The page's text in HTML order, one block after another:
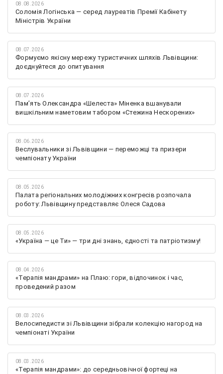
08.08.2026
Соломія Логінська — серед лауреатів Премії Кабінету
Міністрів України
08.07.2026
Формуємо якісну мережу туристичних шляхів Львівщини:
доєднуйтеся до опитування
08.07.2026
Памʼять Олександра «Шелеста» Міненка вшанували
вишкільним наметовим табором «Стежина Нескорених»
08.06.2026
Веслувальники зі Львівщини — переможці та призери
чемпіонату України
08.05.2026
Палата регіональних молодіжних конгресів розпочала
роботу: Львівщину представляє Олеся Садова
08.05.2026
«Україна — це Ти» — три дні знань, єдності та патріотизму!
08.04.2026
«Терапія мандрами» на Плаю: гори, відпочинок і час,
проведений разом
08.03.2026
Велосипедисти зі Львівщини зібрали колекцію нагород на
чемпіонаті України
08.03.2026
«Терапія мандрами»: до середньовічної фортеці на